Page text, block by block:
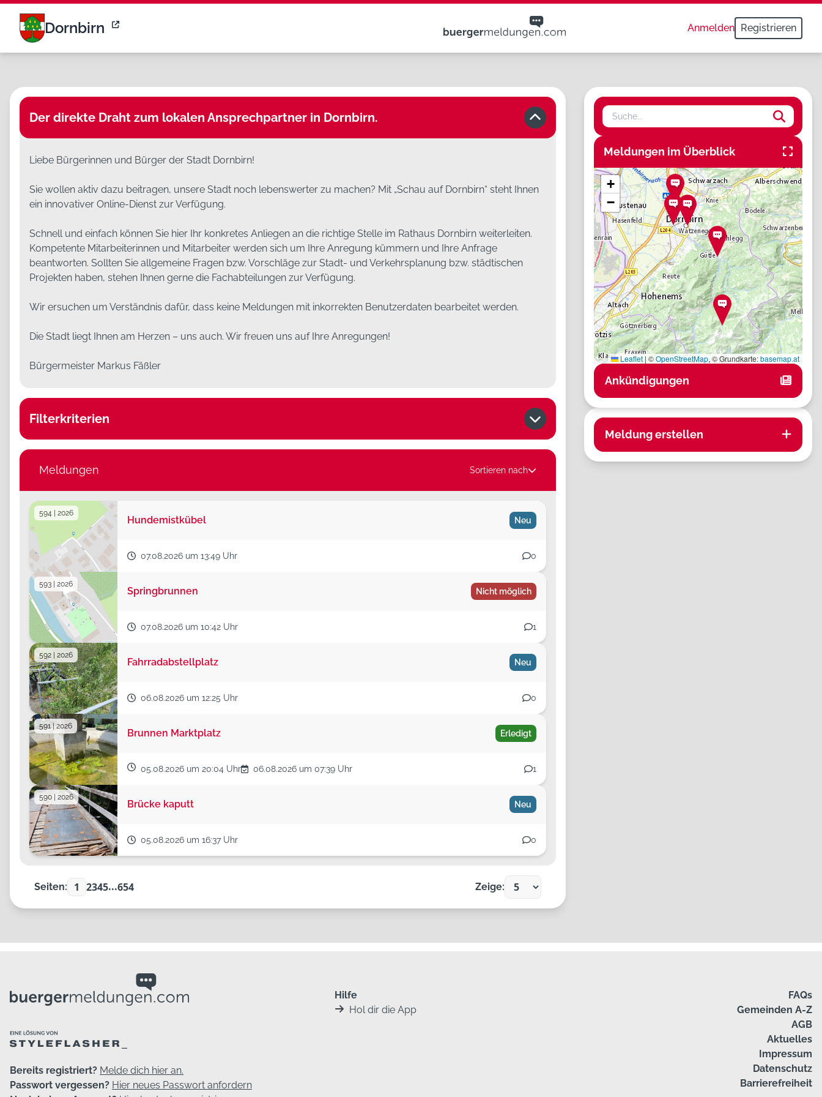
Dornbirn Anmelden Registrieren
Der direkte Draht zum lokalen Ansprechpartner in Dornbirn.
Liebe Bürgerinnen und Bürger der Stadt Dornbirn!
Sie wollen aktiv dazu beitragen, unsere Stadt noch lebenswerter zu machen? Mit „Schau auf Dornbirn“ steht Ihnen
ein innovativer Online-Dienst zur Verfügung.
Schnell und einfach können Sie hier Ihr konkretes Anliegen an die richtige Stelle im Rathaus Dornbirn weiterleiten.
Kompetente Mitarbeiterinnen und Mitarbeiter werden sich um Ihre Anregung kümmern und Ihre Anfrage
beantworten. Sollten Sie allgemeine Fragen bzw. Vorschläge zur Stadt- und Verkehrsplanung bzw. städtischen
Projekten haben, stehen Ihnen gerne die Fachabteilungen zur Verfügung.
Wir ersuchen um Verständnis dafür, dass keine Meldungen mit inkorrekten Benutzerdaten bearbeitet werden.
Die Stadt liegt Ihnen am Herzen – uns auch. Wir freuen uns auf Ihre Anregungen!
Bürgermeister Markus Fäßler
Filterkriterien
Meldungskategorie
Status
Test
Suchtext
Zeitraum
Meldungen Sortieren nach
594 | 2026
Hundemistkübel Neu
07.08.2026 um 13:49 Uhr 0
593 | 2026
Springbrunnen Nicht möglich
07.08.2026 um 10:42 Uhr 1
592 | 2026
Fahrradabstellplatz Neu
06.08.2026 um 12:25 Uhr 0
591 | 2026
Brunnen Marktplatz Erledigt
05.08.2026 um 20:04 Uhr 06.08.2026 um 07:39 Uhr 1
590 | 2026
Brücke kaputt Neu
05.08.2026 um 16:37 Uhr 0
Seiten: 1 2345...654 Zeige:
Suche
Meldungen im Überblick
+
−
Leaflet | ©OpenStreetMap, © Grundkarte:basemap.at
Ankündigungen
Meldung erstellen
Bereits registriert? Melde dich hier an.
Passwort vergessen? Hier neues Passwort anfordern
Hilfe
Hol dir die App
FAQs
Gemeinden A-Z
AGB
Aktuelles
Impressum
Datenschutz
Barrierefreiheit
Meldungen | Schau auf Dornbirn